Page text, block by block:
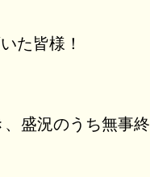
た皆様！
盛況のうち無事